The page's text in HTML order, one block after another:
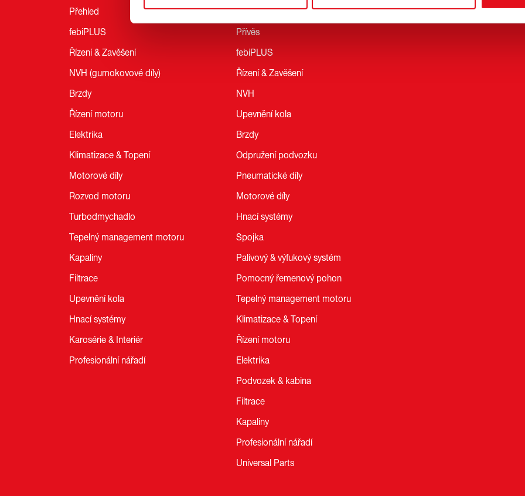
Přehled
febiPLUS
Řízení & Zavěšení
NVH (gumokovové díly)
Brzdy
Řízení motoru
Elektrika
Klimatizace & Topení
Motorové díly
Rozvod motoru
Turbodmychadlo
Tepelný management motoru
Kapaliny
Filtrace
Upevnění kola
Hnací systémy
Karosérie & Interiér
Profesionální nářadí
Přehled
Přívěs
febiPLUS
Řízení & Zavěšení
NVH
Upevnění kola
Brzdy
Odpružení podvozku
Pneumatické díly
Motorové díly
Hnací systémy
Spojka
Palivový & výfukový systém
Pomocný řemenový pohon
Tepelný management motoru
Klimatizace & Topení
Řízení motoru
Elektrika
Podvozek & kabina
Filtrace
Kapaliny
Profesionální nářadí
Universal Parts
Přehled